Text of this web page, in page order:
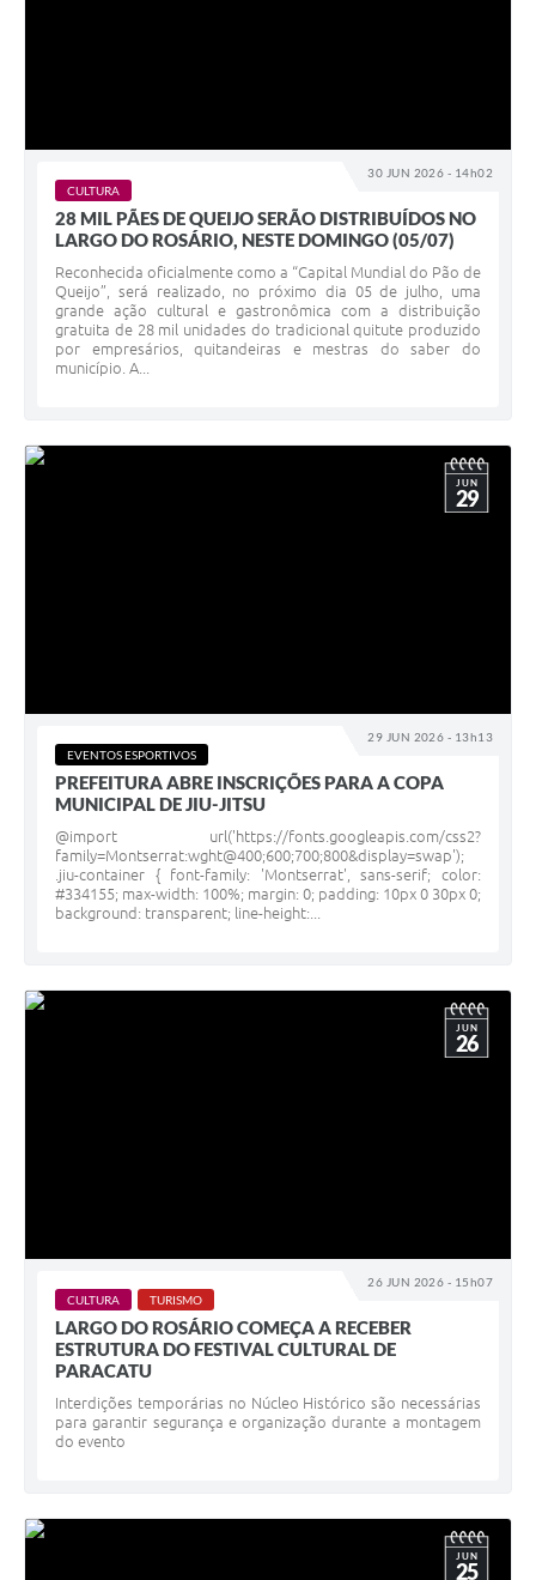
30 JUN 2026 - 14h02
CULTURA
28 MIL PÃES DE QUEIJO SERÃO DISTRIBUÍDOS NO
LARGO DO ROSÁRIO, NESTE DOMINGO (05/07)
Reconhecida oficialmente como a “Capital Mundial do Pão de
Queijo”, será realizado, no próximo dia 05 de julho, uma
grande ação cultural e gastronômica com a distribuição
gratuita de 28 mil unidades do tradicional quitute produzido
por empresários, quitandeiras e mestras do saber do
município. A...
29 JUN 2026 - 13h13
JUN
29
EVENTOS ESPORTIVOS
PREFEITURA ABRE INSCRIÇÕES PARA A COPA
MUNICIPAL DE JIU-JITSU
@import url('https://fonts.googleapis.com/css2?
family=Montserrat:wght@400;600;700;800&display=swap');
.jiu-container { font-family: 'Montserrat', sans-serif; color:
#334155; max-width: 100%; margin: 0; padding: 10px 0 30px 0;
background: transparent; line-height:...
26 JUN 2026 - 15h07
JUN
26
CULTURA TURISMO
LARGO DO ROSÁRIO COMEÇA A RECEBER
ESTRUTURA DO FESTIVAL CULTURAL DE
PARACATU
Interdições temporárias no Núcleo Histórico são necessárias
para garantir segurança e organização durante a montagem
do evento
JUN
25